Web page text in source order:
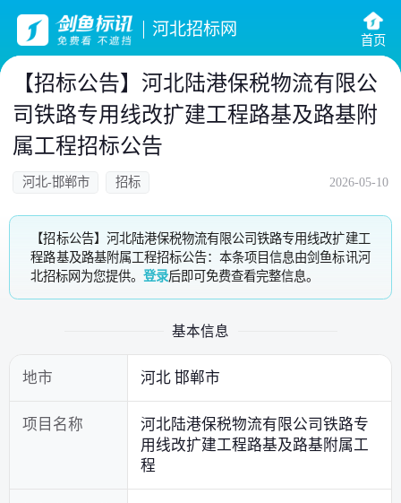
河北招标网
首页
【招标公告】河北陆港保税物流有限公
司铁路专用线改扩建工程路基及路基附
属工程招标公告
河北-邯郸市 招标 2026-05-10
【招标公告】河北陆港保税物流有限公司铁路专用线改扩建工
程路基及路基附属工程招标公告：本条项目信息由剑鱼标讯河
北招标网为您提供。登录后即可免费查看完整信息。
基本信息
地市 河北 邯郸市
项目名称
河北陆港保税物流有限公司铁路专
用线改扩建工程路基及路基附属工
程